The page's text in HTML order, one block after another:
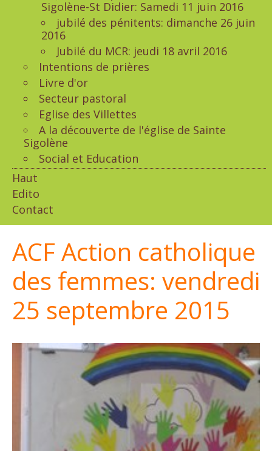
Sigolène-St Didier: Samedi 11 juin 2016
jubilé des pénitents: dimanche 26 juin
2016
Jubilé du MCR: jeudi 18 avril 2016
Intentions de prières
Livre d'or
Secteur pastoral
Eglise des Villettes
A la découverte de l'église de Sainte
Sigolène
Social et Education
Haut
Edito
Contact
ACF Action catholique
des femmes: vendredi
25 septembre 2015